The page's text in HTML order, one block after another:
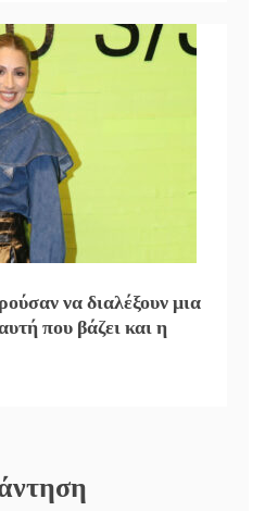
να διαλέξουν μια
που βάζει και η